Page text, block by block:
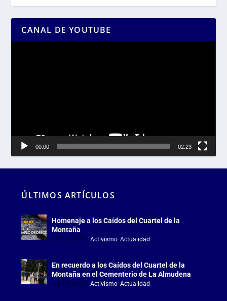
CANAL DE YOUTUBE
00:00 02:23
ÚLTIMOS ARTÍCULOS
Homenaje a los Caídos del Cuartel de la
Montaña
Jul 18, 2026 |Activismo ,Actualidad
En recuerdo a los Caídos del Cuartel de la
Montaña en el Cementerio de La Almudena
Jul 18, 2026 |Activismo ,Actualidad